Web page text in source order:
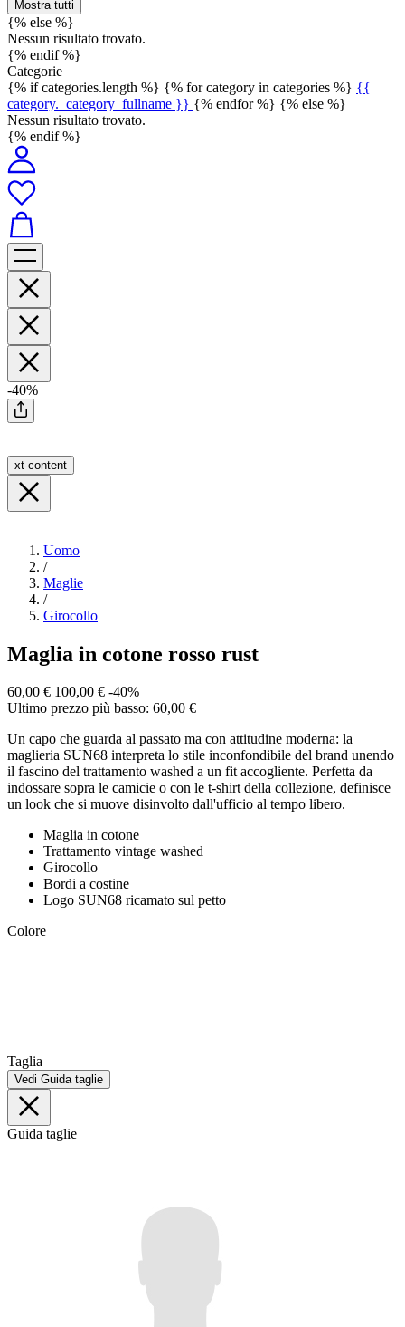
Mostra tutti
{% else %}
Nessun risultato trovato.
{% endif %}
Categorie
{% if categories.length %} {% for category in categories %} {{
category._category_fullname }} {% endfor %} {% else %}
Nessun risultato trovato.
{% endif %}
-40%
xt-content
Uomo
/
Maglie
/
Girocollo
Maglia in cotone rosso rust
60,00 € 100,00 € -40%
Ultimo prezzo più basso: 60,00 €
Un capo che guarda al passato ma con attitudine moderna: la
maglieria SUN68 interpreta lo stile inconfondibile del brand unendo
il fascino del trattamento washed a un fit accogliente. Perfetta da
indossare sopra le camicie o con le t-shirt della collezione, definisce
un look che si muove disinvolto dall'ufficio al tempo libero.
Maglia in cotone
Trattamento vintage washed
Girocollo
Bordi a costine
Logo SUN68 ricamato sul petto
Colore
Taglia
Vedi Guida taglie
Guida taglie